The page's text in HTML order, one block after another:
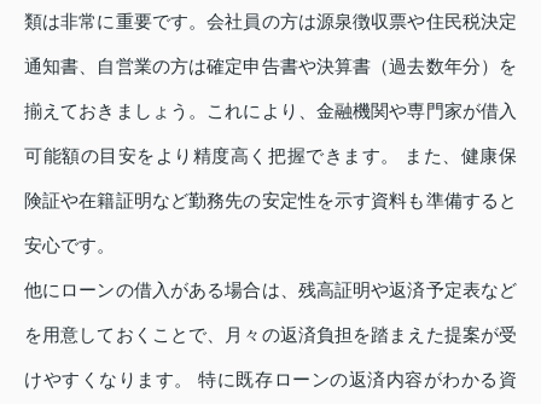
類は非常に重要です。会社員の方は源泉徴収票や住民税決定
通知書、自営業の方は確定申告書や決算書（過去数年分）を
揃えておきましょう。これにより、金融機関や専門家が借入
可能額の目安をより精度高く把握できます。 また、健康保
険証や在籍証明など勤務先の安定性を示す資料も準備すると
安心です。
他にローンの借入がある場合は、残高証明や返済予定表など
を用意しておくことで、月々の返済負担を踏まえた提案が受
けやすくなります。 特に既存ローンの返済内容がわかる資